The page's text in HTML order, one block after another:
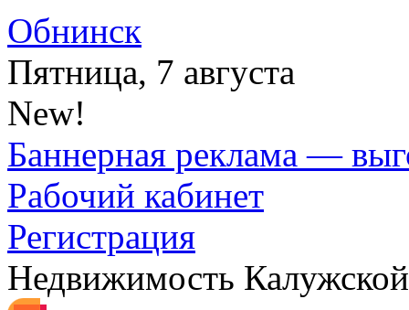
Обнинск
Пятница, 7 августа
New!
Баннерная реклама —
Рабочий кабинет
Регистрация
Недвижимость